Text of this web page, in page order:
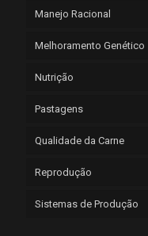
Manejo Racional
Melhoramento Genético
Nutrição
Pastagens
Qualidade da Carne
Reprodução
Sistemas de Produção